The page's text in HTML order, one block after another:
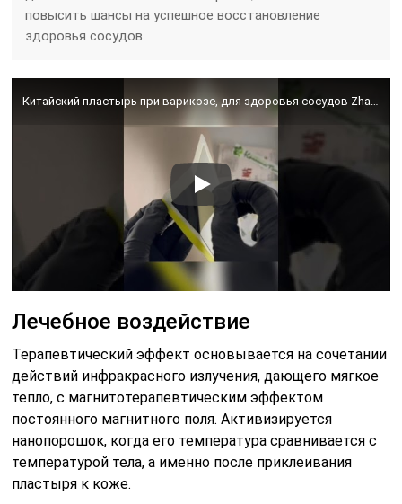
повысить шансы на успешное восстановление
здоровья сосудов.
Лечебное воздействие
Терапевтический эффект основывается на сочетании
действий инфракрасного излучения, дающего мягкое
тепло, с магнитотерапевтическим эффектом
постоянного магнитного поля. Активизируется
нанопорошок, когда его температура сравнивается с
температурой тела, а именно после приклеивания
пластыря к коже.